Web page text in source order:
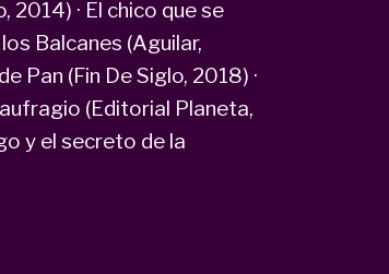
2014) · El chico que se
Balcanes (Aguilar,
Pan (Fin De Siglo, 2018) ·
(Editorial Planeta,
y el secreto de la